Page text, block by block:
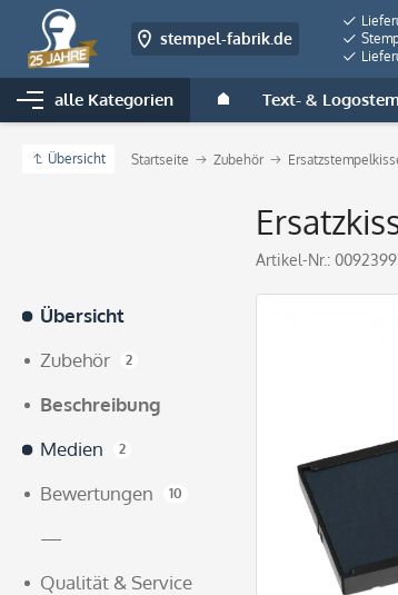
stempel-fabrik.de
alle Kategorien Text- &
Übersicht Startseite Zubehör
Artikel-Nr.:
Übersicht
Zubehör
2
Beschreibung
Medien
2
Bewertungen 10
—
Qualität & Service